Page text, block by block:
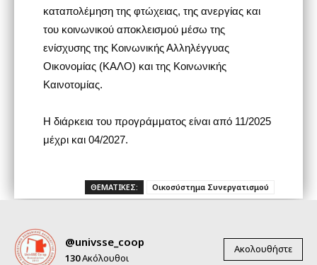
καταπολέμηση της φτώχειας, της ανεργίας και
του κοινωνικού αποκλεισμού μέσω της
ενίσχυσης της Κοινωνικής Αλληλέγγυας
Οικονομίας (ΚΑΛΟ) και της Κοινωνικής
Καινοτομίας.
Η διάρκεια του προγράμματος είναι από 11/2025
μέχρι και 04/2027.
ΘΕΜΑΤΙΚΕΣ: Οικοσύστημα Συνεργατισμού
@univsse_coop
130Ακόλουθοι
Ακολουθήστε